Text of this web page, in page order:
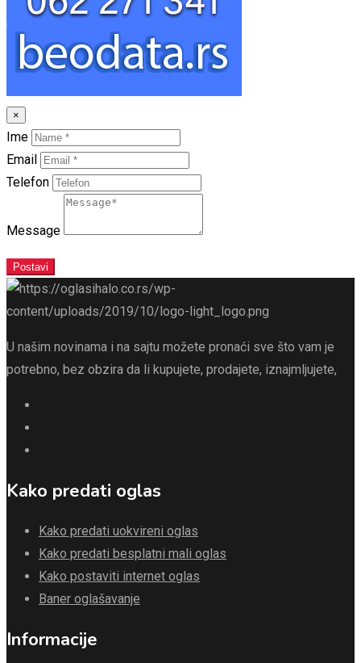
×
Ime
Email
Telefon
Message
Postavi
U našim novinama i na sajtu možete pronaći sve što vam je
potrebno, bez obzira da li kupujete, prodajete, iznajmljujete,
Kako predati oglas
Kako predati uokvireni oglas
Kako predati besplatni mali oglas
Kako postaviti internet oglas
Baner oglašavanje
Informacije